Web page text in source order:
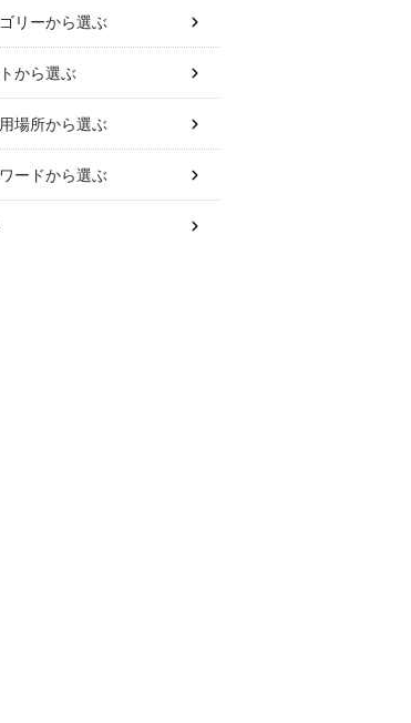
リーから選ぶ
から選ぶ
場所から選ぶ
ードから選ぶ